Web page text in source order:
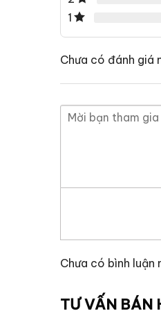
1
Chưa có đánh giá
Chưa có bình luận
TƯ VẤN BÁN